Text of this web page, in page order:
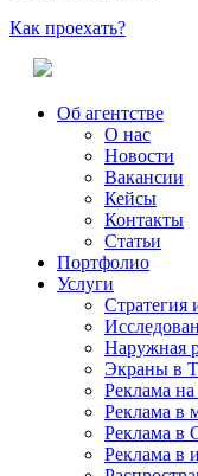
Как проехать?
Об агентстве
О нас
Новости
Вакансии
Кейсы
Контакты
Статьи
Портфолио
Услуги
Стратегия
Наружная
Экраны в
Реклама на
Реклама в
Реклама
Реклама в